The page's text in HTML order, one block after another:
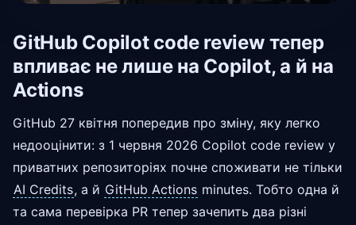
GitHub Copilot code review тепер
впливає не лише на Copilot, а й на
Actions
GitHub 27 квітня попередив про зміну, яку легко
недооцінити: з 1 червня 2026 Copilot code review у
приватних репозиторіях почне споживати не тільки
AI Credits, а й GitHub Actions minutes. Тобто одна й
та сама перевірка PR тепер зачепить два різні